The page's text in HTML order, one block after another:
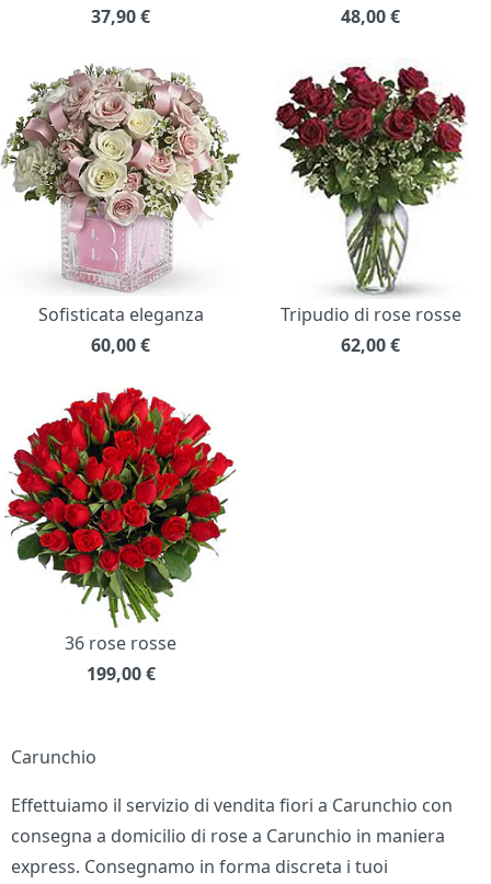
37,90€
48,00€
Sofisticata eleganza
60,00€
Tripudio di rose rosse
62,00€
36 rose rosse
199,00 €
Carunchio
Effettuiamo il servizio di vendita fiori a Carunchio con
consegna a domicilio di rose a Carunchio in maniera
express. Consegnamo in forma discreta i tuoi